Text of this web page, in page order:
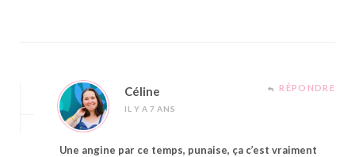
Céline
IL Y A 7 ANS
RÉPONDRE
Une angine par ce temps, punaise, ça c’est vraiment